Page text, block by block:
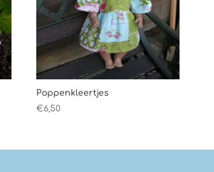
Poppenkleertjes
€6,50